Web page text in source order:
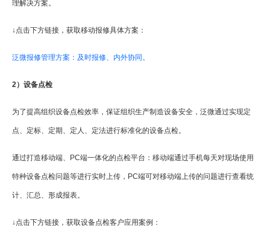
理解决方案。
↓点击下方链接，获取移动报修具体方案：
泛微报修管理方案：及时报修、内外协同。
2）设备点检
为了提高组织设备点检效率，保证组织生产制造设备安全，泛微通过实现定
点、定标、定期、定人、定法进行标准化的设备点检。
通过打造移动端、PC端一体化的点检平台：移动端通过手机每天对现场使用
特种设备点检问题等进行实时上传，PC端可对移动端上传的问题进行查看统
计、汇总、形成报表。
↓点击下方链接，获取设备点检客户应用案例：